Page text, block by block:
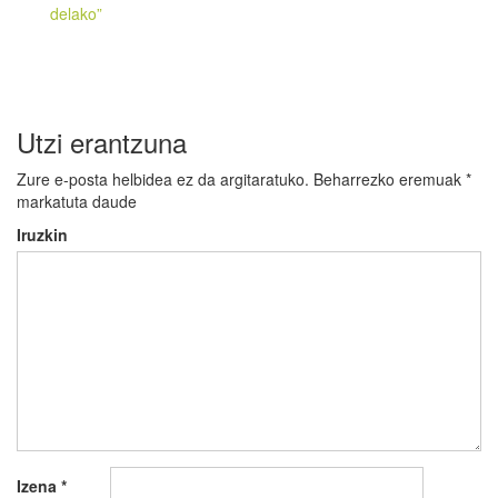
delako”
Utzi erantzuna
Zure e-posta helbidea ez da argitaratuko. Beharrezko eremuak *
markatuta daude
Iruzkin
Izena *